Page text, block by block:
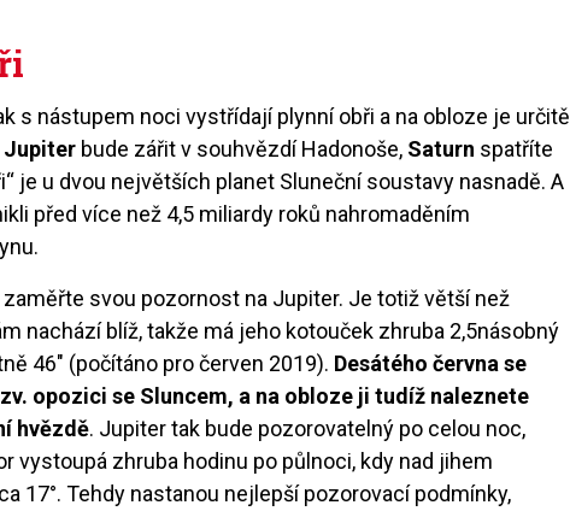
s nástupem noci vystřídají plynní obři a na obloze je určitě
Jupiter bude zářit v souhvězdí Hadonoše, Saturn spatříte
je u dvou největších planet Sluneční soustavy nasnadě. A
před více než 4,5 miliardy roků nahromaděním
svou pozornost na Jupiter. Je totiž větší než
nachází blíž, takže má jeho kotouček zhruba 2,5násobný
46″ (počítáno pro červen 2019). Desátého června se
opozici se Sluncem, a na obloze ji tudíž naleznete
hvězdě. Jupiter tak bude pozorovatelný po celou noc,
vystoupá zhruba hodinu po půlnoci, kdy nad jihem
17°. Tehdy nastanou nejlepší pozorovací podmínky,